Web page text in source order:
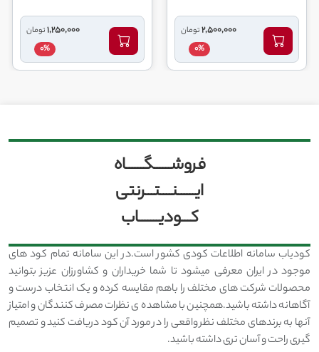
2,500,000تومان
1,250,000تومان
فروشــــــگــــــاه
ایــــــنــــتـــرنتی
کـــودیـــــــاب
کودیاب سامانه اطلاعات کودی کشور است.در این سامانه تمام کود های
موجود در ایران معرفی میشود تا شما خریداران و کشاورزان عزیز بتوانید
محصولات شرکت های مختلف را باهم مقایسه کرده و یک انتخاب درست و
آگاهانه داشته باشید.همچنین با مشاهده ی نظرات مصرف کنندگان و امتیاز
آنها به برندهای مختلف نظر واقعی را در مورد آن کود دریافت کنید و تصمیم
گیری راحت و آسان تری داشته باشید.